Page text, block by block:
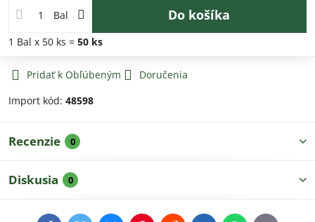
Bal Do košíka
1 Bal x 50 ks = 50 ks
Pridať k Obľúbeným
Doručenia
Import kód: 48598
Recenzie 0
Diskusia 0